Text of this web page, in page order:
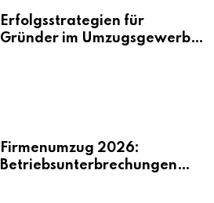
Erfolgsstrategien für
Gründer im Umzugsgewerbe
Firmenumzug 2026:
Betriebsunterbrechungen